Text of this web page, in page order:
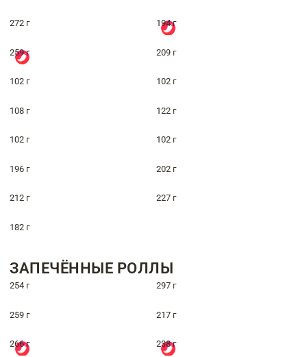
272 г 194 г
259 г 209 г
102 г 102 г
108 г 122 г
102 г 102 г
196 г 202 г
212 г 227 г
182 г
ЗАПЕЧЁННЫЕ РОЛЛЫ
254 г 297 г
259 г 217 г
266 г 238 г